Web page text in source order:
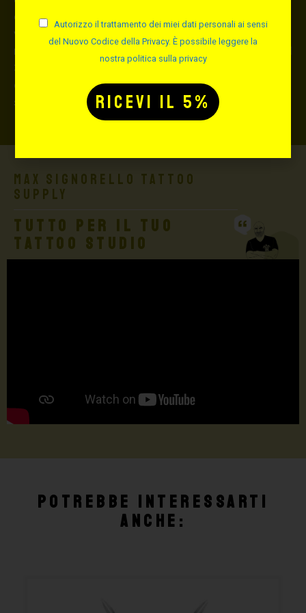
danneggiata dal corriere, quest’ultimo risarcirà l’intero
valore della merce, in caso contrario nessuno
rimborserà il destinatario) con un costo aggiuntivo del
3,5% sul valore totale del carrello, da richiedere prima
di concludere il pagamento al seguente indirizzo:
shop@maxsignorello.it.
Max Signorello Tattoo
Supply
TUTTO PER IL TUO
TATTOO STUDIO
Potrebbe interessarti
anche:
Autorizzo il trattamento dei miei dati personali ai sensi
del Nuovo Codice della Privacy. È possibile leggere la
nostra politica sulla privacy